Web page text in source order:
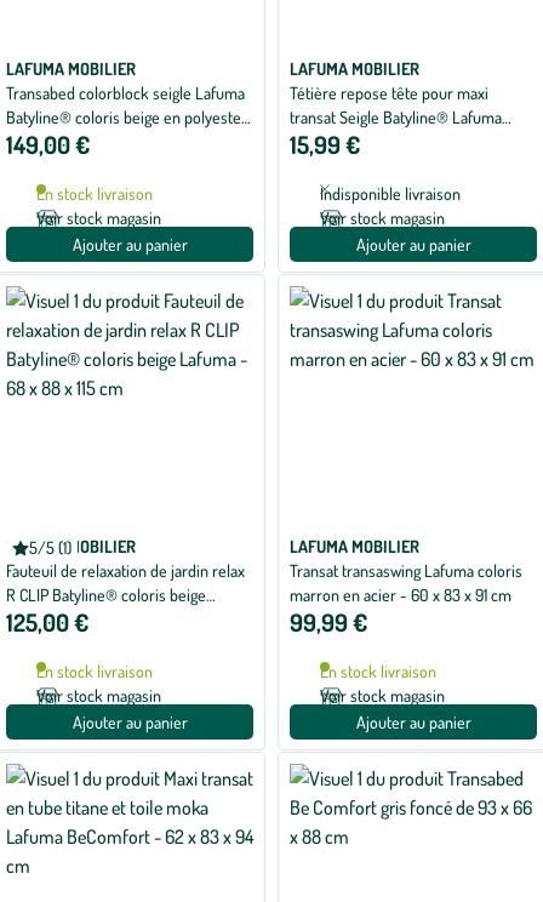
LAFUMA MOBILIER
Transabed colorblock seigle Lafuma
Batyline® coloris beige en polyester
- 66,5 x 93 x 88 cm
149,00 €
En stock livraison
Voir stock magasin
Ajouter au panier
LAFUMA MOBILIER
Tétière repose tête pour maxi
transat Seigle Batyline® Lafuma
coloris beige - 46 x 5 x 20 cm
15,99 €
Indisponible livraison
Voir stock magasin
Ajouter au panier
5/5 (1)
Note
moyenne
de
5
sur
LAFUMA MOBILIER
Fauteuil de relaxation de jardin relax
R CLIP Batyline® coloris beige
Lafuma - 68 x 88 x 115 cm
125,00 €
En stock livraison
Voir stock magasin
Ajouter au panier
LAFUMA MOBILIER
Transat transaswing Lafuma coloris
marron en acier - 60 x 83 x 91 cm
99,99 €
En stock livraison
Voir stock magasin
Ajouter au panier